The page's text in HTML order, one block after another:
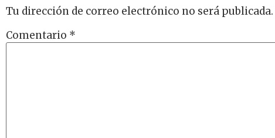
Tu dirección de correo electrónico no será publicada.
Comentario *